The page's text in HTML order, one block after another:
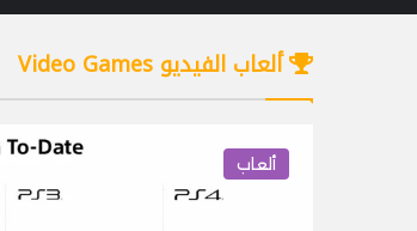
ألعاب الفيديو Video Games